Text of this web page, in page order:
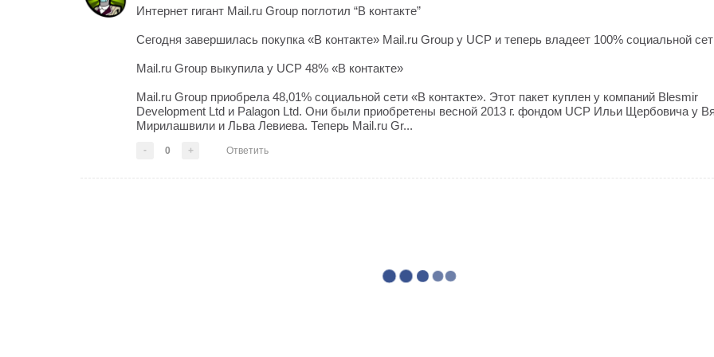
Интернет гигант Mail.ru Group поглотил “В контакте”
Сегодня завершилась покупка «В контакте» Mail.ru Group у UCP и теперь владеет 100% социальной
Mail.ru Group выкупила у UCP 48% «В контакте»
Mail.ru Group приобрела 48,01% социальной сети «В контакте». Этот пакет куплен у компаний Blesmir
Development Ltd и Palagon Ltd. Они были приобретены весной 2013 г. фондом UCP Ильи Щербовича у
Мирилашвили и Льва Левиева. Теперь Mail.ru Gr...
- 0 + Ответить